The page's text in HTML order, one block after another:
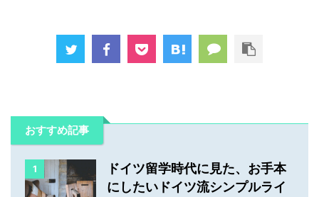
おすすめ記事
1
ドイツ留学時代に見た、お手本
にしたいドイツ流シンプルライ